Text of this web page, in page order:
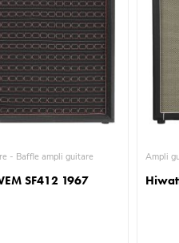
Ampli guitare - Baffle ampli guitare
SF412 1967